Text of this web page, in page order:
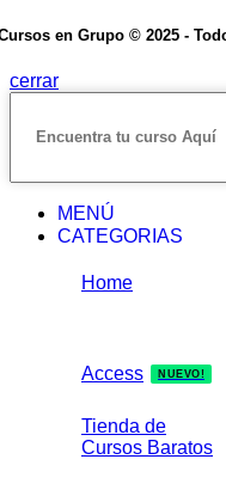
en Grupo © 2025 -
cerrar
MENÚ
CATEGORIAS
Home
Access NUEVO!
Tienda de
Cursos Baratos